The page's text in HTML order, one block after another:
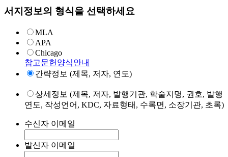
서지정보의 형식을 선택하세요
MLA
APA
Chicago
참고문헌양식안내
간략정보 (제목, 저자, 연도)
상세정보 (제목, 저자, 발행기관, 학술지명, 권호, 발행
연도, 작성언어, KDC, 자료형태, 수록면, 소장기관, 초록)
수신자 이메일
발신자 이메일